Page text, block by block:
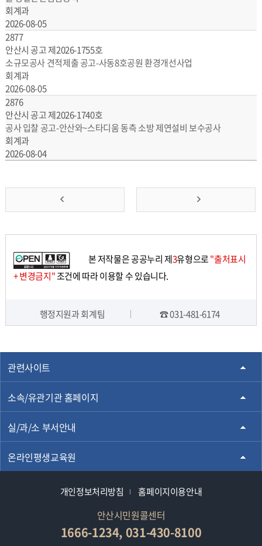
회계과
2026-08-05
2877
안산시 공고 제2026-1755호
소규모공사 견적제출 공고-사동8호공원 환경개선사업
회계과
2026-08-05
2876
안산시 공고 제2026-1740호
공사 입찰 공고-안산와~스타디움 동측 소방 제연설비 보수공사
회계과
2026-08-04
가
본 저작물은 공공누리 제3유형으로"출처표시
+ 변경금지"조건에 따라 이용할 수 있습니다.
행정지원과 회계팀 ☎ 031-481-6174
관련사이트
소속/유관기관 홈페이지
실/과/소 부서안내
온라인평생교육원
개인정보처리방침 홈페이지이용안내
안산시민원콜센터
1666-1234, 031-430-8100